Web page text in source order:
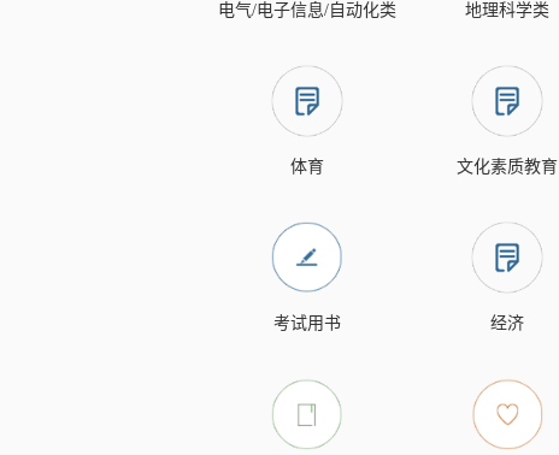
电气/电子信息/自动化类 地理科学类
体育 文化素质教育
考试用书 经济